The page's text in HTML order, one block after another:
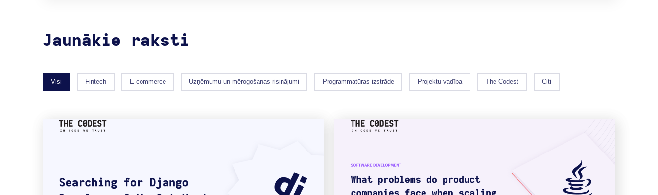
Jaunākie raksti
Visi Fintech E-commerce Uzņēmumu un mērogošanas risinājumi Programmatūras izstrāde Projektu vadība The Codest Citi